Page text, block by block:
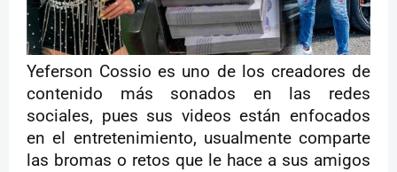
Yeferson Cossio es uno de los creadores de
contenido más sonados en las redes
sociales, pues sus videos están enfocados
en el entretenimiento, usualmente comparte
las bromas o retos que le hace a sus amigos